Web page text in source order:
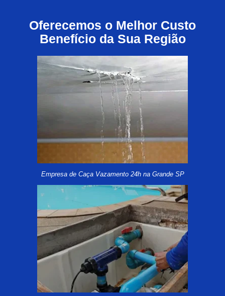
Oferecemos o Melhor Custo
Benefício da Sua Região
Empresa de Caça Vazamento 24h na Grande SP